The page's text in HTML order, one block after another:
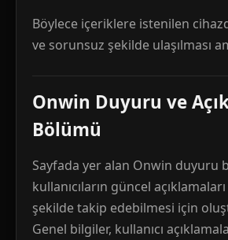
Böylece içeriklere istenilen
ve sorunsuz şekilde ulaşılması
Onwin Duyuru ve
Bölümü
Sayfada yer alan Onwin duyuru
kullanıcıların güncel
şekilde takip edebilmesi için
Genel bilgiler, kullanıcı